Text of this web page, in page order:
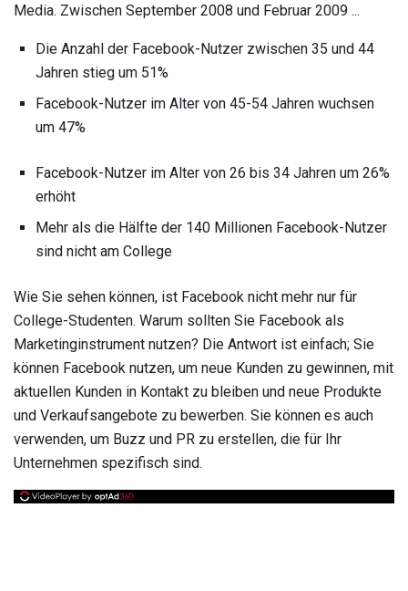
Media. Zwischen September 2008 und Februar 2009 ...
Die Anzahl der Facebook-Nutzer zwischen 35 und 44
Jahren stieg um 51%
Facebook-Nutzer im Alter von 45-54 Jahren wuchsen
um 47%
Facebook-Nutzer im Alter von 26 bis 34 Jahren um 26%
erhöht
Mehr als die Hälfte der 140 Millionen Facebook-Nutzer
sind nicht am College
Wie Sie sehen können, ist Facebook nicht mehr nur für
College-Studenten. Warum sollten Sie Facebook als
Marketinginstrument nutzen? Die Antwort ist einfach; Sie
können Facebook nutzen, um neue Kunden zu gewinnen, mit
aktuellen Kunden in Kontakt zu bleiben und neue Produkte
und Verkaufsangebote zu bewerben. Sie können es auch
verwenden, um Buzz und PR zu erstellen, die für Ihr
Unternehmen spezifisch sind.